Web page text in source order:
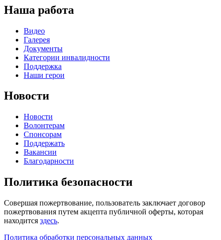
Наша работа
Видео
Галерея
Документы
Категории инвалидности
Поддержка
Наши герои
Новости
Новости
Волонтерам
Спонсорам
Поддержать
Вакансии
Благодарности
Политика безопасности
Совершая пожертвование, пользователь заключает договор
пожертвования путем акцепта публичной оферты, которая
находится здесь.
Политика обработки персональных данных